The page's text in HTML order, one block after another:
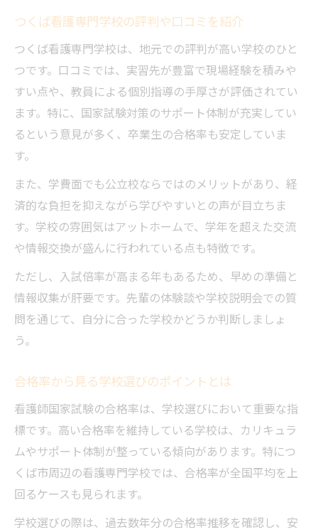
つくば看護専門学校の評判や口コミを紹介
つくば看護専門学校は、地元での評判が高い学校のひと
つです。口コミでは、実習先が豊富で現場経験を積みや
すい点や、教員による個別指導の手厚さが評価されてい
ます。特に、国家試験対策のサポート体制が充実してい
るという意見が多く、卒業生の合格率も安定していま
す。
また、学費面でも公立校ならではのメリットがあり、経
済的な負担を抑えながら学びやすいとの声が目立ちま
す。学校の雰囲気はアットホームで、学年を超えた交流
や情報交換が盛んに行われている点も特徴です。
ただし、入試倍率が高まる年もあるため、早めの準備と
情報収集が肝要です。先輩の体験談や学校説明会での質
問を通じて、自分に合った学校かどうか判断しましょ
う。
合格率から見る学校選びのポイントとは
看護師国家試験の合格率は、学校選びにおいて重要な指
標です。高い合格率を維持している学校は、カリキュラ
ムやサポート体制が整っている傾向があります。特につ
くば市周辺の看護専門学校では、合格率が全国平均を上
回るケースも見られます。
学校選びの際は、過去数年分の合格率推移を確認し、安